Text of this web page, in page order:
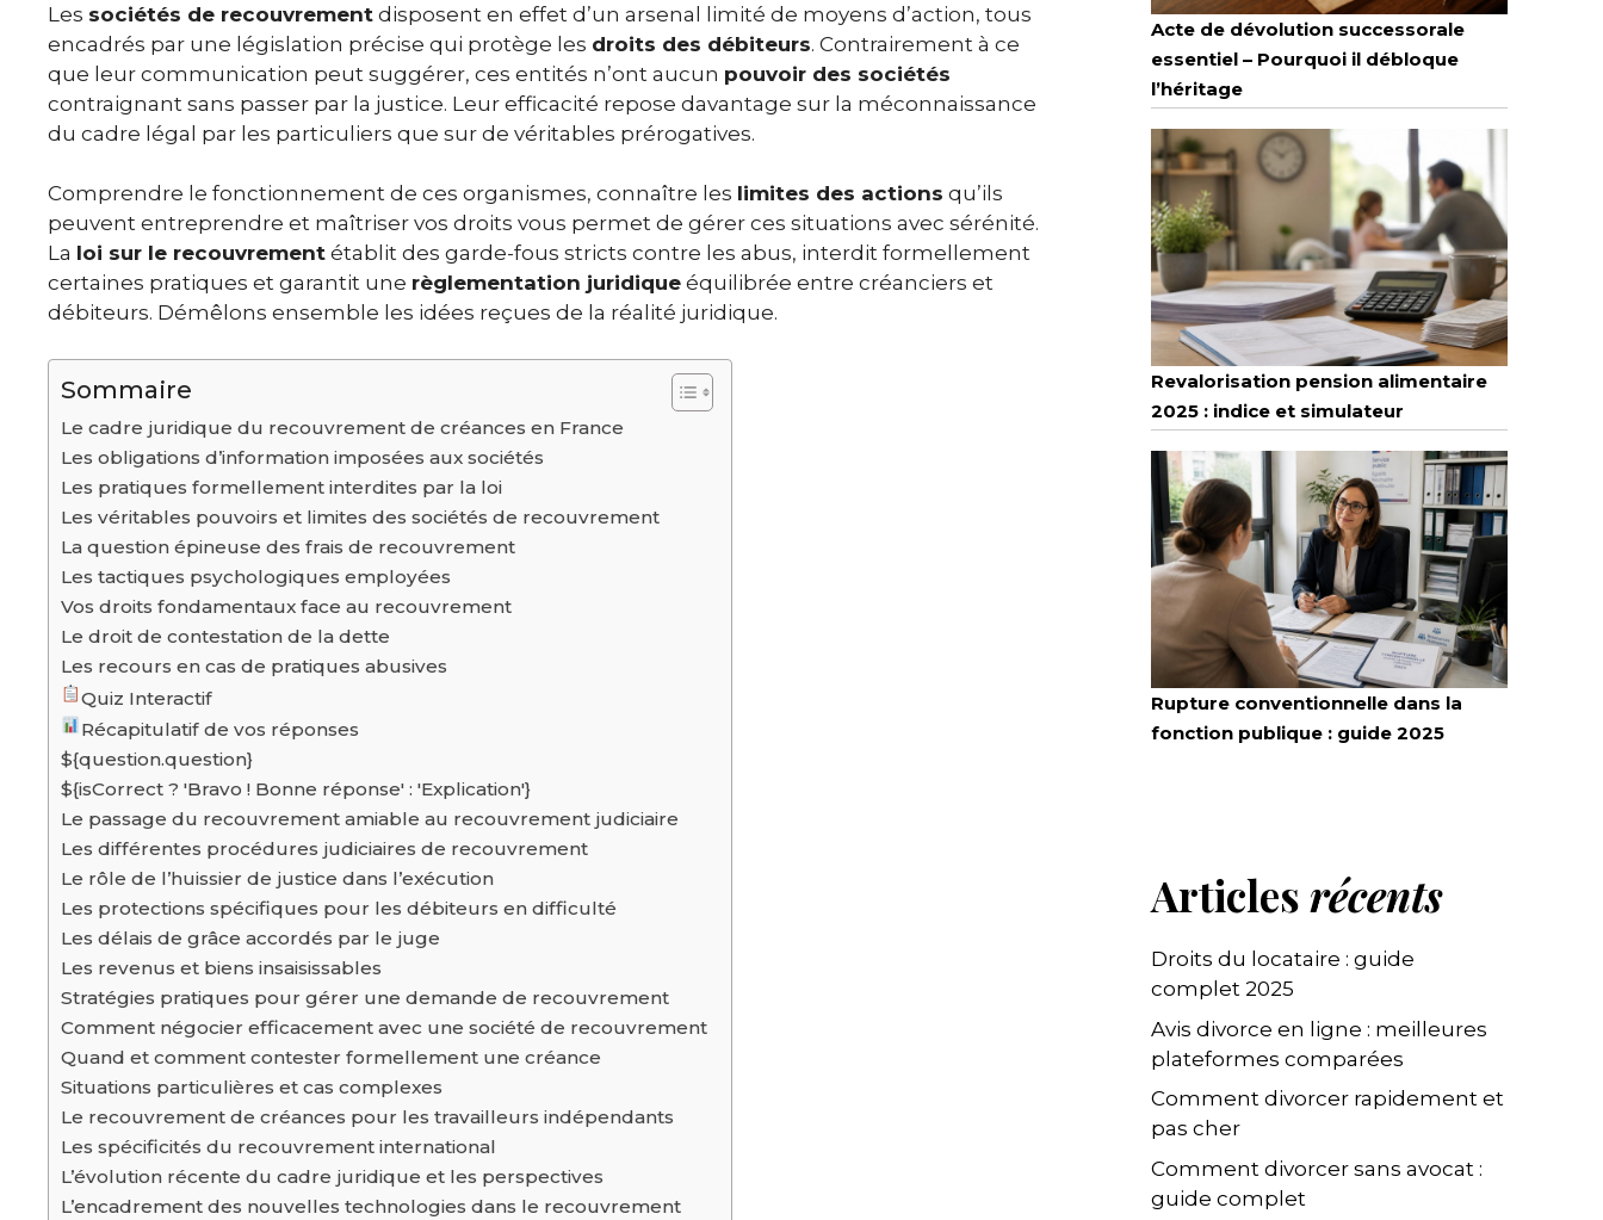
Les sociétés de recouvrement disposent en effet d’un arsenal limité de moyens d’action, tous
encadrés par une législation précise qui protège les droits des débiteurs. Contrairement à ce
que leur communication peut suggérer, ces entités n’ont aucun pouvoir des sociétés
contraignant sans passer par la justice. Leur efficacité repose davantage sur la méconnaissance
du cadre légal par les particuliers que sur de véritables prérogatives.
Comprendre le fonctionnement de ces organismes, connaître les limites des actions qu’ils
peuvent entreprendre et maîtriser vos droits vous permet de gérer ces situations avec sérénité.
La loi sur le recouvrement établit des garde-fous stricts contre les abus, interdit formellement
certaines pratiques et garantit une règlementation juridique équilibrée entre créanciers et
débiteurs. Démêlons ensemble les idées reçues de la réalité juridique.
Sommaire
Le cadre juridique du recouvrement de créances en France
Les obligations d’information imposées aux sociétés
Les pratiques formellement interdites par la loi
Les véritables pouvoirs et limites des sociétés de recouvrement
La question épineuse des frais de recouvrement
Les tactiques psychologiques employées
Vos droits fondamentaux face au recouvrement
Le droit de contestation de la dette
Les recours en cas de pratiques abusives
Quiz Interactif
Récapitulatif de vos réponses
${question.question}
${isCorrect ? 'Bravo ! Bonne réponse' : 'Explication'}
Le passage du recouvrement amiable au recouvrement judiciaire
Les différentes procédures judiciaires de recouvrement
Le rôle de l’huissier de justice dans l’exécution
Les protections spécifiques pour les débiteurs en difficulté
Les délais de grâce accordés par le juge
Les revenus et biens insaisissables
Stratégies pratiques pour gérer une demande de recouvrement
Comment négocier efficacement avec une société de recouvrement
Quand et comment contester formellement une créance
Situations particulières et cas complexes
Le recouvrement de créances pour les travailleurs indépendants
Les spécificités du recouvrement international
L’évolution récente du cadre juridique et les perspectives
L’encadrement des nouvelles technologies dans le recouvrement
Acte de dévolution successorale
essentiel – Pourquoi il débloque
l’héritage
Revalorisation pension alimentaire
2025 : indice et simulateur
Rupture conventionnelle dans la
fonction publique : guide 2025
Articles récents
Droits du locataire : guide
complet 2025
Avis divorce en ligne : meilleures
plateformes comparées
Comment divorcer rapidement et
pas cher
Comment divorcer sans avocat :
guide complet